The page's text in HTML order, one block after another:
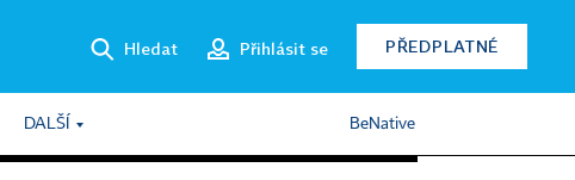
Hledat Přihlásit se PŘEDPLATNÉ
DALŠÍ BeNative